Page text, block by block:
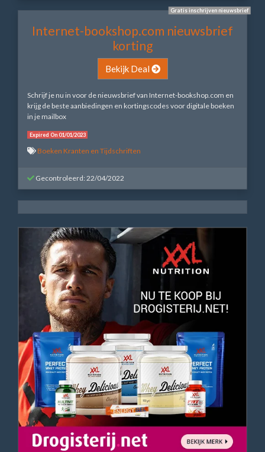
Gratis inschrijven nieuwsbrief
Internet-bookshop.com nieuwsbrief
korting
Bekijk Deal
Schrijf je nu in voor de nieuwsbrief van Internet-bookshop.com en
krijg de beste aanbiedingen en kortingscodes voor digitale boeken
in je mailbox
Expired On 01/01/2023
Boeken Kranten en Tijdschriften
Gecontroleerd: 22/04/2022